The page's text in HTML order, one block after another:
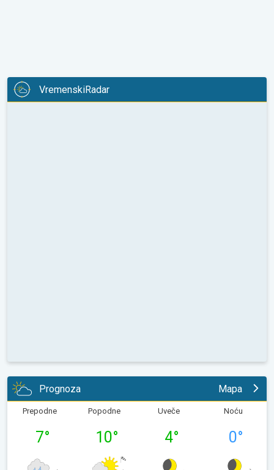
VremenskiRadar
Prognoza Mapa
Prepodne
7°
Popodne
10°
Uveče
4°
Noću
0°